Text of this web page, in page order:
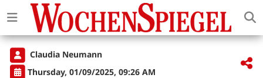
Claudia Neumann
Thursday, 01/09/2025, 09:26 AM